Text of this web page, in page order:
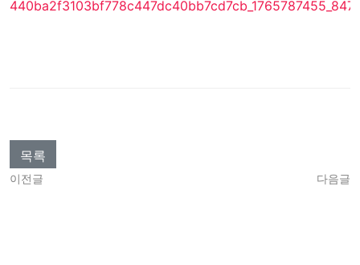
목록
이전글 다음글